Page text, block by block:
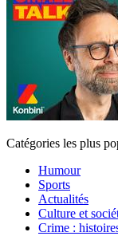
Catégories les plus
Humour
Sports
Actualités
Culture et
Crime :